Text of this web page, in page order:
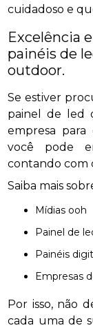
cuidadoso e
Excelência
painéis de
outdoor.
Se estiver
painel de led
empresa para
você pode
contando com
Saiba mais
mídias ooh
painel de
painéis
empresas
Por isso, não
cada uma de